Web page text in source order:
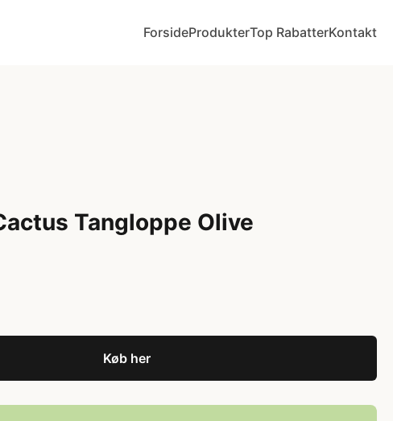
ForsideProdukterTop RabatterKontakt
Tangloppe Olive
Køb her